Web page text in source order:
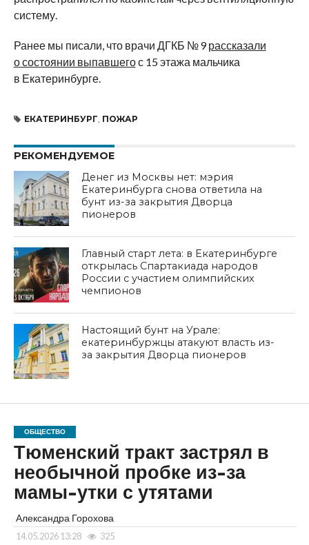
систему.
Ранее мы писали, что врачи ДГКБ № 9рассказали
о состоянии выпавшегос 15 этажа мальчика
в Екатеринбурге.
ЕКАТЕРИНБУРГ ПОЖАР
РЕКОМЕНДУЕМОЕ
Денег из Москвы нет: мэрия
Екатеринбурга снова ответила на
бунт из-за закрытия Дворца
пионеров
Главный старт лета: в Екатеринбурге
открылась Спартакиада народов
России с участием олимпийских
чемпионов
Настоящий бунт на Урале:
екатеринбуржцы атакуют власть из-
за закрытия Дворца пионеров
ОБЩЕСТВО
Тюменский тракт застрял в
необычной пробке из-за
мамы-утки с утятами
Александра Горохова
14.05.2026 13:28 325